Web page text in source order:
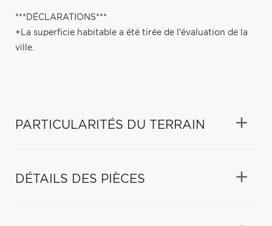
***DÉCLARATIONS***
+La superficie habitable a été tirée de l'évaluation de la
ville.
PARTICULARITÉS DU TERRAIN
DÉTAILS DES PIÈCES